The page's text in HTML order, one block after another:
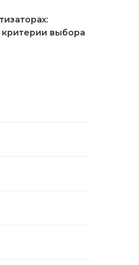
критерии выбора